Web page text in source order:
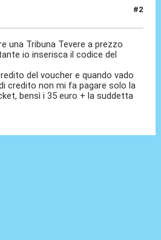
#2
una Tribuna Tevere a prezzo
io inserisca il codice del
del voucher e quando vado
credito non mi fa pagare solo la
bensì i 35 euro + la suddetta